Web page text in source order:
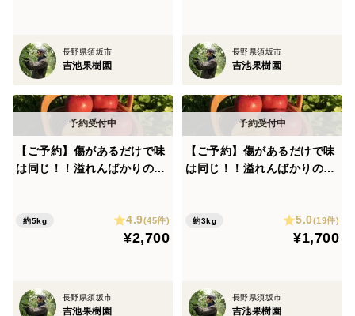
長野県須坂市
吉池果樹園
長野県須坂市
吉池果樹園
【ご予約】傷があるだけで味
は同じ！！溢れんばかりの果
約5kg 4.9(45件)
¥2,700
長野県須坂市
吉池果樹園
【ご予約】傷があるだけで味
は同じ！！溢れんばかりの果
約3kg 5.0(19件)
¥1,700
長野県須坂市
吉池果樹園